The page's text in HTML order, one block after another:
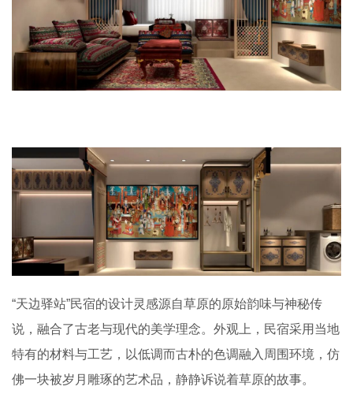
“天边驿站”民宿的设计灵感源自草原的原始韵味与神秘传
说，融合了古老与现代的美学理念。外观上，民宿采用当地
特有的材料与工艺，以低调而古朴的色调融入周围环境，仿
佛一块被岁月雕琢的艺术品，静静诉说着草原的故事。